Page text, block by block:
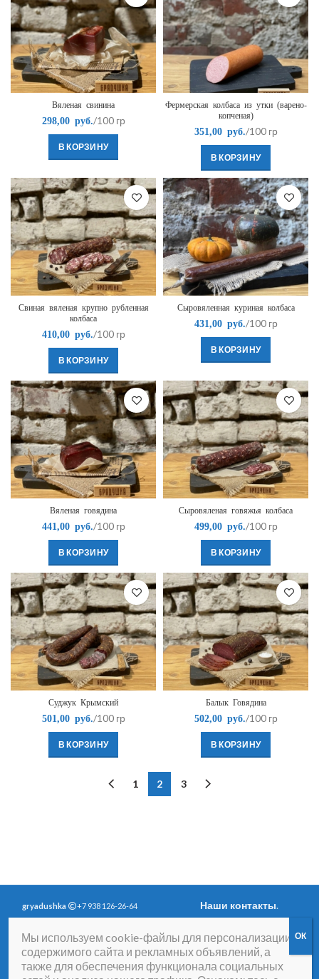
Вяленая свинина
298,00руб. /100 гр
В КОРЗИНУ
Фермерская колбаса из утки (варено-
копченая)
351,00руб. /100 гр
В КОРЗИНУ
Свиная вяленая крупно рубленная
колбаса
410,00руб. /100 гр
В КОРЗИНУ
Сыровяленная куриная колбаса
431,00руб. /100 гр
В КОРЗИНУ
Вяленая говядина
441,00руб. /100 гр
В КОРЗИНУ
Сыровяленая говяжья колбаса
499,00руб. /100 гр
В КОРЗИНУ
Суджук Крымский
501,00руб. /100 гр
В КОРЗИНУ
Балык Говядина
502,00руб. /100 гр
В КОРЗИНУ
1 2 3
gryadushka +7 938 126-26-64 Наши контакты.
конфиденциальности.
Согласие на получение
рассылки рекламно-
информационных
Мы используем cookie-файлы для персонализации
содержимого сайта и рекламных объявлений, а
также для обеспечения функционала социальных